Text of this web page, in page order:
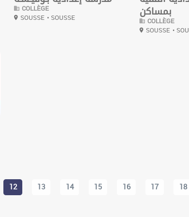
COLLÈGE
SOUSSE • SOUSSE بمساكن
COLLÈGE
SOUSSE •
12 13 14 15 16 17 18